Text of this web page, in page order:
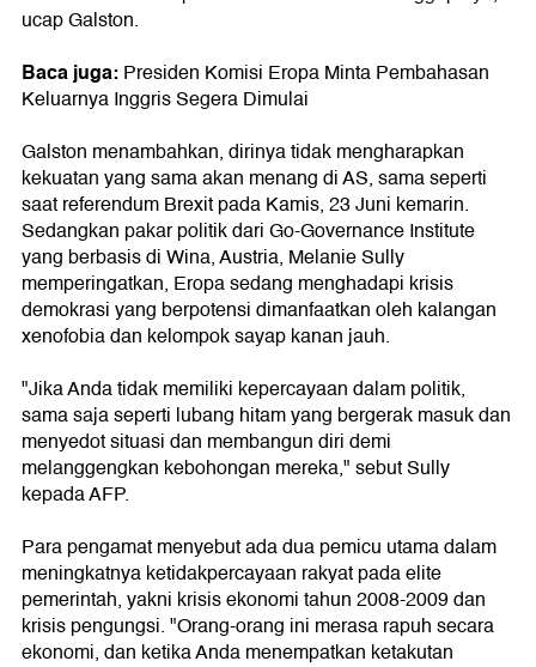
ucap Galston.
Baca juga:Presiden Komisi Eropa Minta Pembahasan
Keluarnya Inggris Segera Dimulai
Galston menambahkan, dirinya tidak mengharapkan
kekuatan yang sama akan menang di AS, sama seperti
saat referendum Brexit pada Kamis, 23 Juni kemarin.
Sedangkan pakar politik dari Go-Governance Institute
yang berbasis di Wina, Austria, Melanie Sully
memperingatkan, Eropa sedang menghadapi krisis
demokrasi yang berpotensi dimanfaatkan oleh kalangan
xenofobia dan kelompok sayap kanan jauh.
"Jika Anda tidak memiliki kepercayaan dalam politik,
sama saja seperti lubang hitam yang bergerak masuk dan
menyedot situasi dan membangun diri demi
melanggengkan kebohongan mereka," sebut Sully
kepada AFP.
Para pengamat menyebut ada dua pemicu utama dalam
meningkatnya ketidakpercayaan rakyat pada elite
pemerintah, yakni krisis ekonomi tahun 2008-2009 dan
krisis pengungsi. "Orang-orang ini merasa rapuh secara
ekonomi, dan ketika Anda menempatkan ketakutan